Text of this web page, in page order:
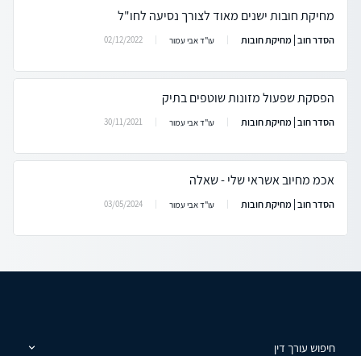
מחיקת חובות ישנים מאוד לצורך נסיעה לחו"ל
הסדר חוב | מחיקת חובות עו"ד אבי עמור 02/12/2022
הפסקת שפעול מזונות שוטפים בתיק
הסדר חוב | מחיקת חובות עו"ד אבי עמור 30/11/2021
אכמ מחיוב אשראי שלי - שאלה
הסדר חוב | מחיקת חובות עו"ד אבי עמור 03/05/2024
חיפוש עורך דין